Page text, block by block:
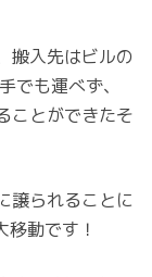
搬入先はビルの
でも運べず、
ことができたそ
譲られることに
動です！